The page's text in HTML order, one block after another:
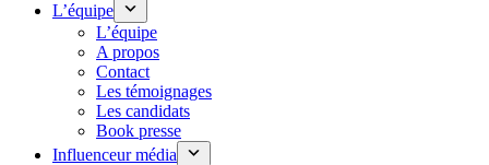
L’équipe
L’équipe
A propos
Contact
Les témoignages
Les candidats
Book presse
Influenceur média